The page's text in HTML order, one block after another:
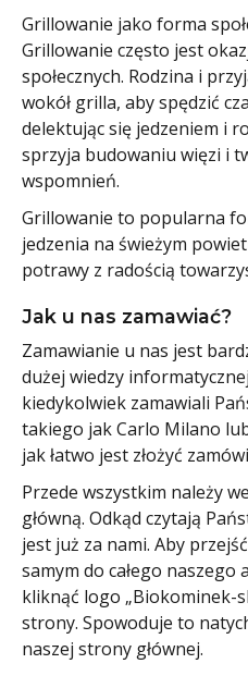
Grillowanie jako forma
Grillowanie często jest
społecznych. Rodzina i
wokół grilla, aby spędzić
delektując się jedzeniem i
sprzyja budowaniu więzi i
wspomnień.
Grillowanie to popularna
jedzenia na świeżym
potrawy z radością
Jak u nas zamawiać?
Zamawianie u nas jest
dużej wiedzy
kiedykolwiek zamawiali
takiego jak Carlo Milano
jak łatwo jest złożyć
Przede wszystkim należy
główną. Odkąd czytają
jest już za nami. Aby
samym do całego
kliknąć logo „Biokominek-
strony. Spowoduje to
naszej strony głównej.